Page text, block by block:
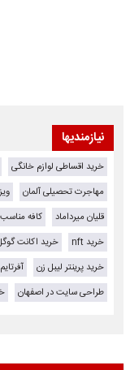
نیازمندیها
خرید اقساطی لوازم خانگی
مهاجرت تحصیلی آلمان
قلیان میرداماد
کافه
خرید nft
خرید اکانت
خرید پرینتر لیبل زن
آفرتایم
طراحی سایت در اصفهان